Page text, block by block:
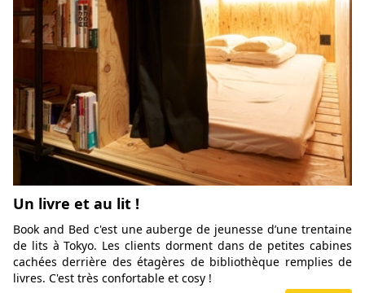
Un livre et au lit !
Book and Bed c'est une auberge de jeunesse d’une trentaine
de lits à Tokyo. Les clients dorment dans de petites cabines
cachées derrière des étagères de bibliothèque remplies de
livres. C'est très confortable et cosy !